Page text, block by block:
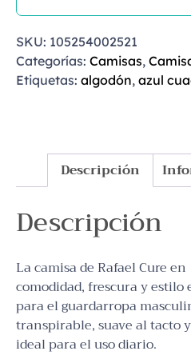
SKU: 105254002521
Categorías: Camisas,
Etiquetas: algodón, azul
Descripción
Descripción
La camisa de Rafael Cure
comodidad, frescura y
para el guardarropa
transpirable, suave al tacto
ideal para el uso diario.